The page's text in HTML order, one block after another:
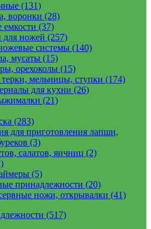
(131)
воронки (28)
(37)
ножей (257)
системы (140)
мусаты (15)
орехоколы (15)
мельницы, ступки (174)
для кухни (26)
(21)
(283)
для приготовления лапши,
(3)
салатов, яичниц (2)
(5)
принадлежности (20)
ножи, открывалки (41)
(517)